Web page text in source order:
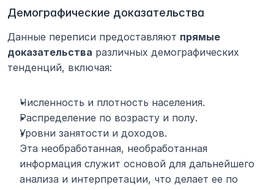
Демографические доказательства
Данные переписи предоставляют прямые
доказательства различных демографических
тенденций, включая:
Численность и плотность населения.
Распределение по возрасту и полу.
Уровни занятости и доходов.
Эта необработанная, необработанная
информация служит основой для дальнейшего
анализа и интерпретации, что делает ее по